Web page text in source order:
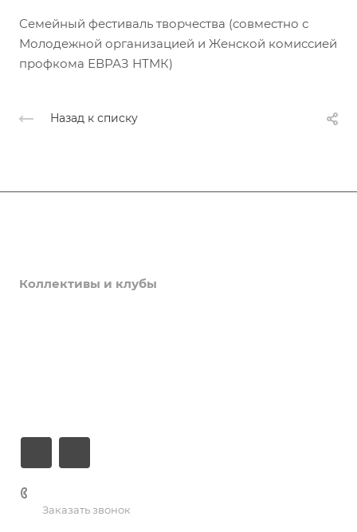
Семейный фестиваль творчества (совместно с
Молодежной организацией и Женской комиссией
профкома ЕВРАЗ НТМК)
Назад к списку
Коллективы и клубы
Заказать звонок